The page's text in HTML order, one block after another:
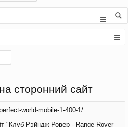
сторонний сайт
world-mobile-1-400-1/
"Клуб Рэйндж Ровер - Range Rover